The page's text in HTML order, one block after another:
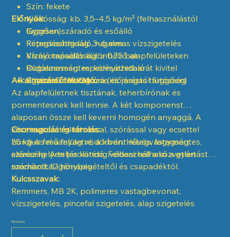
Szín: fekete
Kiadósság: kb. 3,5–4,5 kg/m² (felhasználástól
függően)
Rétegvastagság: 3–6 mm
Víznyomásállóság: ≥ 0,75 bar
Rugalmasság: repedésáthidaló
Kötési idő: 18–24 óra (időjárástól függően)
Előnyök:
Gyorsan száradó és esőálló
Repedésáthidaló, rugalmas vízszigetelés
Kiváló tapadás különböző alapfelületeken
Oldószermentes, környezetbarát kivitel
Egyszerű feldolgozás és magas tartósság
Alkalmazási útmutató:
Az alapfelületnek tisztának, teherbírónak és
pormentesnek kell lennie. A két komponenst
alaposan össze kell keverni homogén anyaggá. A
kész masszát glettvassal, szórással vagy ecsettel
hordjuk fel a felületre, a kívánt rétegvastagság
eléréséig. A teljes kötésig védeni kell a közvetlen
mechanikai igénybevételtől és csapadéktól.
Csomagolás és tárolás:
25 kg-os műanyag vödörben. Hűvös, fagymentes,
száraz helyen tárolandó. Felhasználható a gyártástól
számított 12 hónapig.
Kulcsszavak:
Remmers, MB 2K, polimeres vastagbevonat,
vízszigetelés, pincefal szigetelés, alap szigetelés
Mennyiség